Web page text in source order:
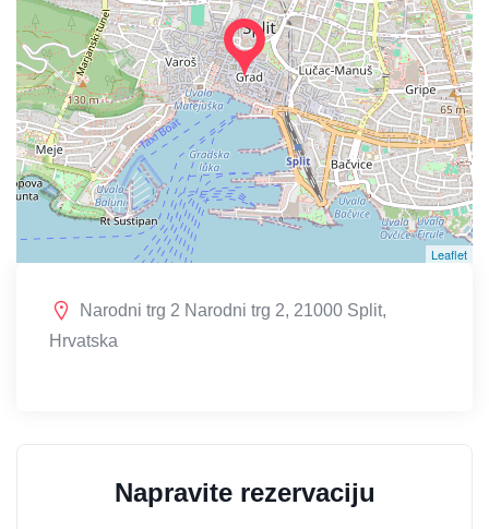
Leaflet
Narodni trg 2 Narodni trg 2, 21000 Split,
Hrvatska
Napravite rezervaciju